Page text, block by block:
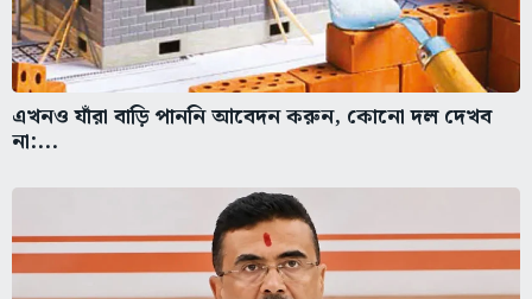
এখনও যাঁরা বাড়ি পাননি আবেদন করুন, কোনো দল দেখব
না:...